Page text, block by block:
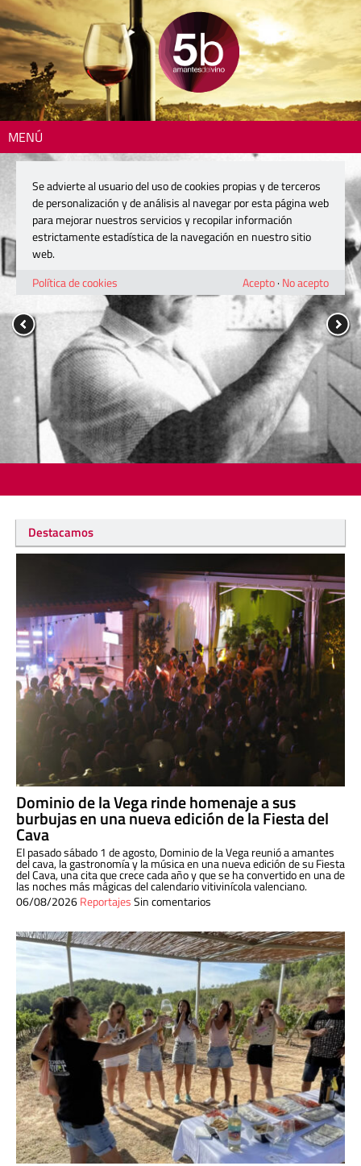
MENÚ
Destacamos
Dominio de la Vega rinde homenaje a sus
burbujas en una nueva edición de la Fiesta del
Cava
El pasado sábado 1 de agosto, Dominio de la Vega reunió a amantes
del cava, la gastronomía y la música en una nueva edición de su Fiesta
del Cava, una cita que crece cada año y que se ha convertido en una de
las noches más mágicas del calendario vitivinícola valenciano.
06/08/2026ReportajesSin comentarios
Se advierte al usuario del uso de cookies propias y de terceros
de personalización y de análisis al navegar por esta página web
para mejorar nuestros servicios y recopilar información
estrictamente estadística de la navegación en nuestro sitio
web.
Política de cookies
Acepto· No acepto